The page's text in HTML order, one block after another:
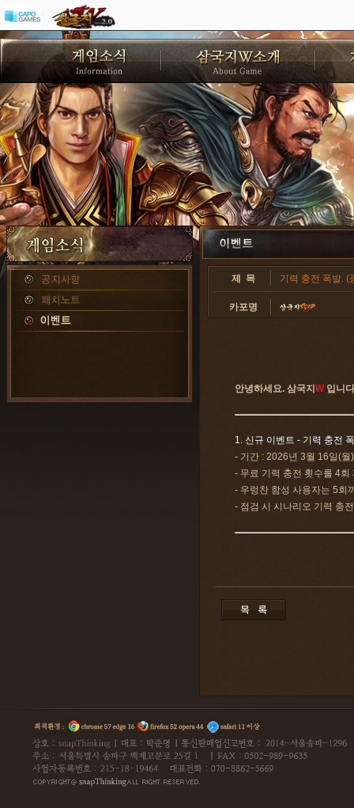
제 목 기력 충전 폭발. (
카포명
안녕하세요. 삼국지 W입니
1. 신규 이벤트 - 기력 충전
- 기간 : 2026년 3월 16일(
- 무료 기력 충전 횟수를 4회
- 우렁찬 함성 사용자는 5회
- 점검 시 시나리오 기력 충